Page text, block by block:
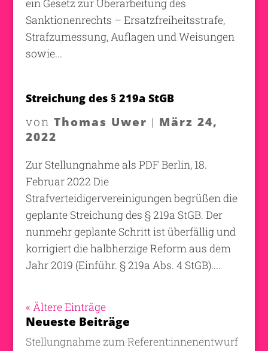
ein Gesetz zur Überarbeitung des
Sanktionenrechts – Ersatzfreiheitsstrafe,
Strafzumessung, Auflagen und Weisungen
sowie...
Streichung des § 219a StGB
von Thomas Uwer | März 24,
2022
Zur Stellungnahme als PDF Berlin, 18.
Februar 2022 Die
Strafverteidigervereinigungen begrüßen die
geplante Streichung des § 219a StGB. Der
nunmehr geplante Schritt ist überfällig und
korrigiert die halbherzige Reform aus dem
Jahr 2019 (Einführ. § 219a Abs. 4 StGB)....
« Ältere Einträge
Neueste Beiträge
Stellungnahme zum Referent:innenentwurf